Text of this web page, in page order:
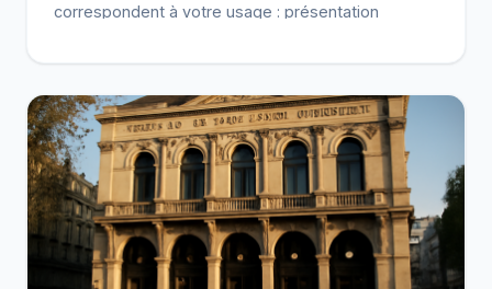
correspondent à votre usage : présentation
lecture/pause, navigation). Un modèle avec
ratés au quotidien (et en salle). Une telecommande
pour […]